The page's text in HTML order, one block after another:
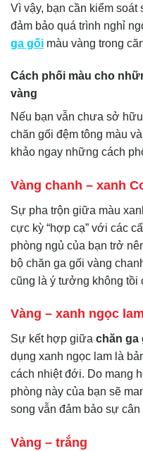
Vì vậy, bạn cần kiểm soát
đảm bảo quá trình nghỉ
ga gối màu vàng trong
Cách phối màu cho
vàng
Nếu bạn vẫn chưa sở
chăn gối đệm tông màu
khảo ngay những cách
Vàng chanh – xanh
Sự pha trộn giữa màu
cực kỳ “hợp cạ” với các
phòng ngủ của bạn trở
bộ chăn ga gối vàng
cũng là ý tưởng không tồi
Vàng – xanh ngọc lam
Sự kết hợp giữa chăn ga
dụng xanh ngọc lam là
cách nhiệt đới. Do mang
phòng này của bạn sẽ
song vẫn đảm bảo sự
Vàng – trắng